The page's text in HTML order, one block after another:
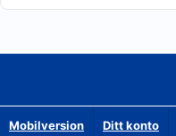
Mobilversion Ditt konto